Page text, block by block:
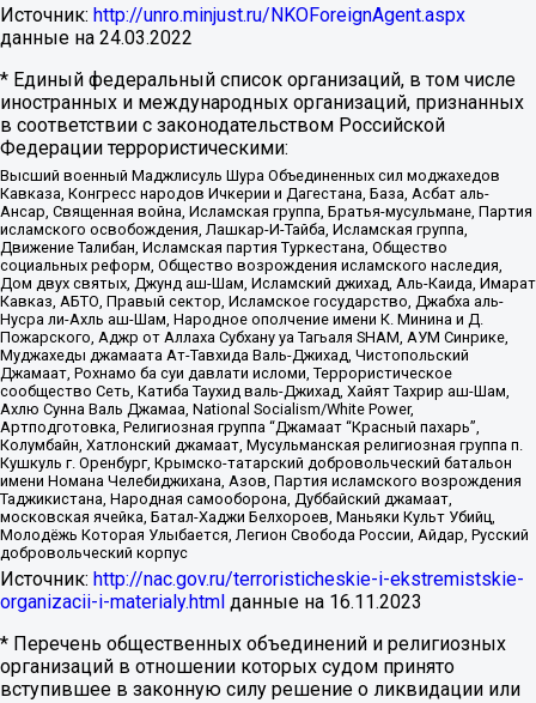
Источник: http://unro.minjust.ru/NKOForeignAgent.aspx
данные на 24.03.2022
* Единый федеральный список организаций, в том числе
иностранных и международных организаций, признанных
в соответствии с законодательством Российской
Федерации террористическими:
Высший военный Маджлисуль Шура Объединенных сил моджахедов
Кавказа, Конгресс народов Ичкерии и Дагестана, База, Асбат аль-
Ансар, Священная война, Исламская группа, Братья-мусульмане, Партия
исламского освобождения, Лашкар-И-Тайба, Исламская группа,
Движение Талибан, Исламская партия Туркестана, Общество
социальных реформ, Общество возрождения исламского наследия,
Дом двух святых, Джунд аш-Шам, Исламский джихад, Аль-Каида, Имарат
Кавказ, АБТО, Правый сектор, Исламское государство, Джабха аль-
Нусра ли-Ахль аш-Шам, Народное ополчение имени К. Минина и Д.
Пожарского, Аджр от Аллаха Субхану уа Тагьаля SHAM, АУМ Синрике,
Муджахеды джамаата Ат-Тавхида Валь-Джихад, Чистопольский
Джамаат, Рохнамо ба суи давлати исломи, Террористическое
сообщество Сеть, Катиба Таухид валь-Джихад, Хайят Тахрир аш-Шам,
Ахлю Сунна Валь Джамаа, National Socialism/White Power,
Артподготовка, Религиозная группа “Джамаат “Красный пахарь”,
Колумбайн, Хатлонский джамаат, Мусульманская религиозная группа п.
Кушкуль г. Оренбург, Крымско-татарский добровольческий батальон
имени Номана Челебиджихана, Азов, Партия исламского возрождения
Таджикистана, Народная самооборона, Дуббайский джамаат,
московская ячейка, Батал-Хаджи Белхороев, Маньяки Культ Убийц,
Молодёжь Которая Улыбается, Легион Свобода России, Айдар, Русский
добровольческий корпус
Источник: http://nac.gov.ru/terroristicheskie-i-ekstremistskie-
organizacii-i-materialy.html данные на 16.11.2023
* Перечень общественных объединений и религиозных
организаций в отношении которых судом принято
вступившее в законную силу решение о ликвидации или